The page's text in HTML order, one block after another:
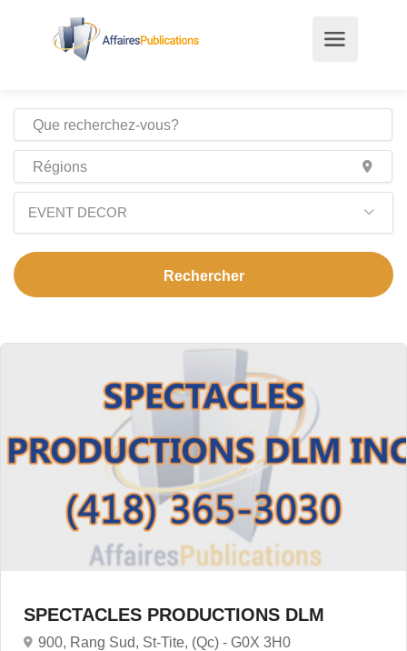
EVENT DECOR
SPECTACLES PRODUCTIONS DLM
900, Rang Sud, St-Tite, (Qc) - G0X 3H0